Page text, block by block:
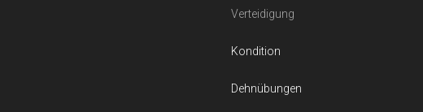
Verteidigung
Kondition
Dehnübungen